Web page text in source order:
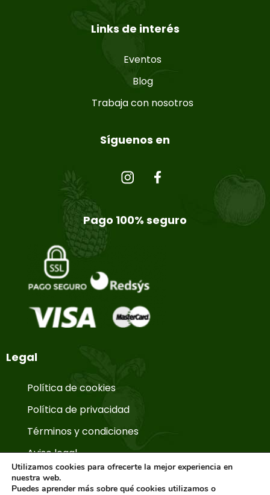
Links de interés
Eventos
Blog
Trabaja con nosotros
Síguenos en
Pago 100% seguro
Legal
Política de cookies
Política de privacidad
Términos y condiciones
Aviso legal
© Copyright 2026. La Huerta de Aranjuez.
Utilizamos cookies para ofrecerte la mejor experiencia en
nuestra web.
Puedes aprender más sobre qué cookies utilizamos o